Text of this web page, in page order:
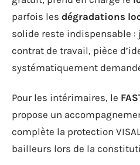
parfois les dégradations
solide reste indispensable
contrat de travail, pièce
systématiquement
Pour les intérimaires, le
propose un
complète la protection
bailleurs lors de la